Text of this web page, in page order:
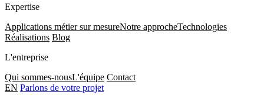
Expertise
Applications métier sur mesureNotre approcheTechnologies
Réalisations Blog
L'entreprise
Qui sommes-nousL'équipe Contact
EN Parlons de votre projet